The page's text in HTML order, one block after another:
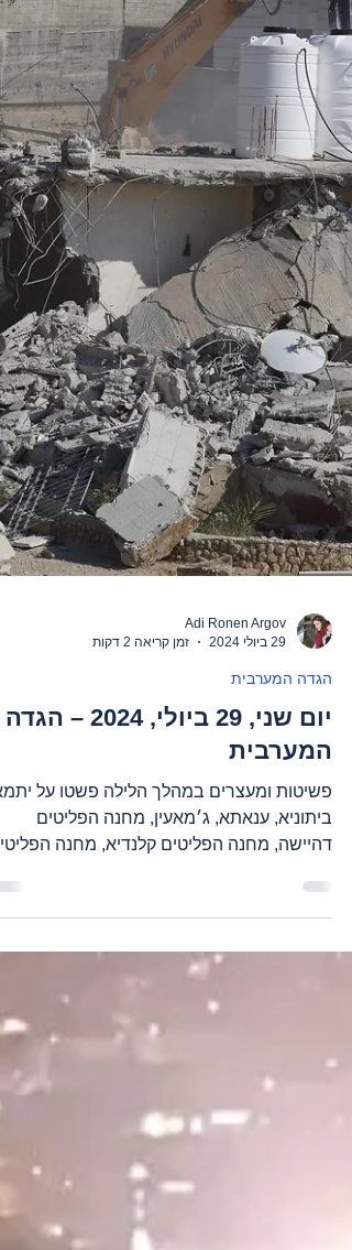
Adi Ronen Argov
29 ביולי 2024
זמן קריאה 2 דקות
יום שני, 29 ביולי, 2024 – הגדה
המערבית
פשיטות ומעצרים במהלך הלילה פשטו על
שועפאט, דנאבה,...